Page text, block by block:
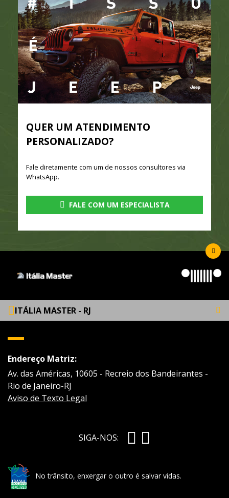
QUER UM ATENDIMENTO
PERSONALIZADO?
Fale diretamente com um de nossos consultores via
WhatsApp.
FALE COM UM ESPECIALISTA
ITÁLIA MASTER - RJ
Endereço Matriz:
Av. das Américas, 10605 - Recreio dos Bandeirantes -
Rio de Janeiro-RJ
Aviso de Texto Legal
SIGA-NOS:
No trânsito, enxergar o outro é salvar vidas.